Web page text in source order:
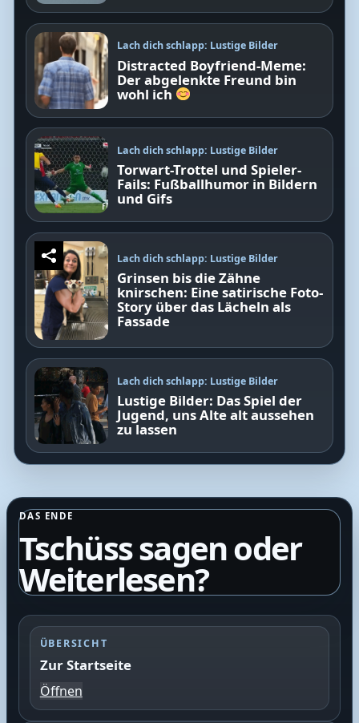
Lach dich schlapp: Lustige Bilder
Distracted Boyfriend-Meme:
Der abgelenkte Freund bin
wohl ich
Lach dich schlapp: Lustige Bilder
Torwart-Trottel und Spieler-
Fails: Fußballhumor in Bildern
und Gifs
Lach dich schlapp: Lustige Bilder
Grinsen bis die Zähne
knirschen: Eine satirische Foto-
Story über das Lächeln als
Fassade
Lach dich schlapp: Lustige Bilder
Lustige Bilder: Das Spiel der
Jugend, uns Alte alt aussehen
zu lassen
DAS ENDE
Tschüss sagen oder
Weiterlesen?
ÜBERSICHT
Zur Startseite
Öffnen